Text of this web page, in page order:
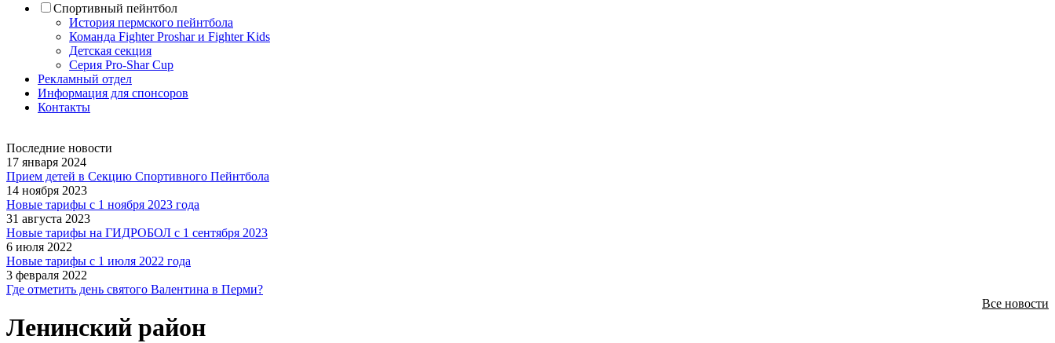
Спортивный пейнтбол
История пермского пейнтбола
Команда Fighter Proshar и Fighter Kids
Детская секция
Серия Pro-Shar Cup
Рекламный отдел
Информация для спонсоров
Контакты
Последние новости
17 января 2024
Прием детей в Секцию Спортивного Пейнтбола
14 ноября 2023
Новые тарифы с 1 ноября 2023 года
31 августа 2023
Новые тарифы на ГИДРОБОЛ с 1 сентября 2023
6 июля 2022
Новые тарифы с 1 июля 2022 года
3 февраля 2022
Где отметить день святого Валентина в Перми?
Все новости
Ленинский район